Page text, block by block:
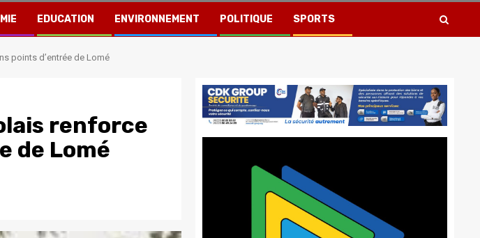
EDUCATION ENVIRONNEMENT POLITIQUE SPORTS
points d’entrée de Lomé
renforce
de Lomé